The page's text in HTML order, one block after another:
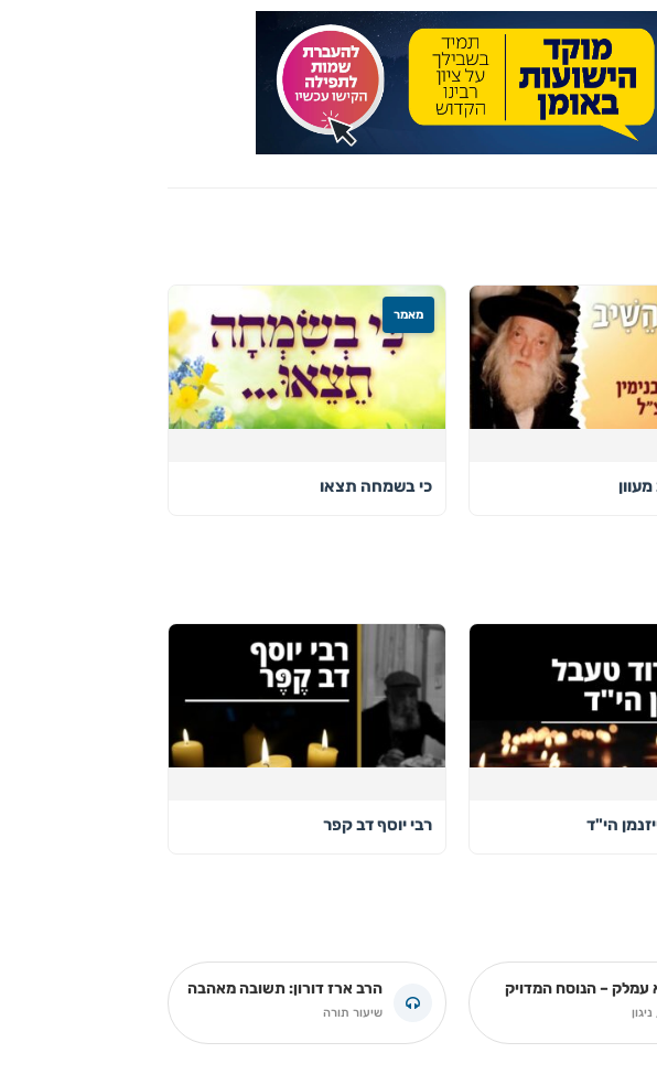
מאמר
כי בשמחה תצאו
הי"ד רבי יוסף דב קפר
עמלק – הנוסח המדויק הרב ארז דורון: תשובה מאהבה
שיעור תורה